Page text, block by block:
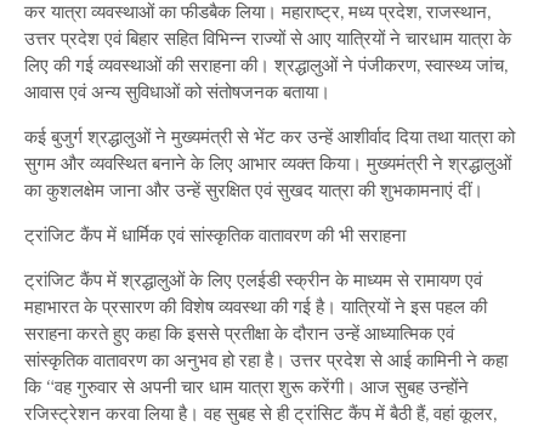
कर यात्रा व्यवस्थाओं का फीडबैक लिया। महाराष्ट्र, मध्य प्रदेश, राजस्थान,
उत्तर प्रदेश एवं बिहार सहित विभिन्न राज्यों से आए यात्रियों ने चारधाम यात्रा के
लिए की गई व्यवस्थाओं की सराहना की। श्रद्धालुओं ने पंजीकरण, स्वास्थ्य जांच,
आवास एवं अन्य सुविधाओं को संतोषजनक बताया।
कई बुजुर्ग श्रद्धालुओं ने मुख्यमंत्री से भेंट कर उन्हें आशीर्वाद दिया तथा यात्रा को
सुगम और व्यवस्थित बनाने के लिए आभार व्यक्त किया। मुख्यमंत्री ने श्रद्धालुओं
का कुशलक्षेम जाना और उन्हें सुरक्षित एवं सुखद यात्रा की शुभकामनाएं दीं।
ट्रांजिट कैंप में धार्मिक एवं सांस्कृतिक वातावरण की भी सराहना
ट्रांजिट कैंप में श्रद्धालुओं के लिए एलईडी स्क्रीन के माध्यम से रामायण एवं
महाभारत के प्रसारण की विशेष व्यवस्था की गई है। यात्रियों ने इस पहल की
सराहना करते हुए कहा कि इससे प्रतीक्षा के दौरान उन्हें आध्यात्मिक एवं
सांस्कृतिक वातावरण का अनुभव हो रहा है। उत्तर प्रदेश से आई कामिनी ने कहा
कि “वह गुरुवार से अपनी चार धाम यात्रा शुरू करेंगी। आज सुबह उन्होंने
रजिस्ट्रेशन करवा लिया है। वह सुबह से ही ट्रांसिट कैंप में बैठी हैं, वहां कूलर,